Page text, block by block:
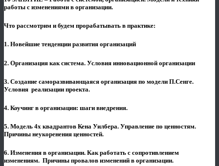
работы с изменениями в организации.
Что рассмотрим и будем прорабатывать в практике:
1. Новейшие тенденции развития организаций
2. Организация как система. Условия инновационной организации
3. Создание саморазвивающаяся организация по модели П.Сенге.
Условия реализации проекта.
4. Коучинг в организации: шаги внедрения.
5. Модель 4х квадрантов Кена Уилбера. Управление по ценностям.
Причины неукоренения ценностей.
6. Изменения в организации. Как работать с сопротивлением
изменениям. Причины провалов изменений в организации.